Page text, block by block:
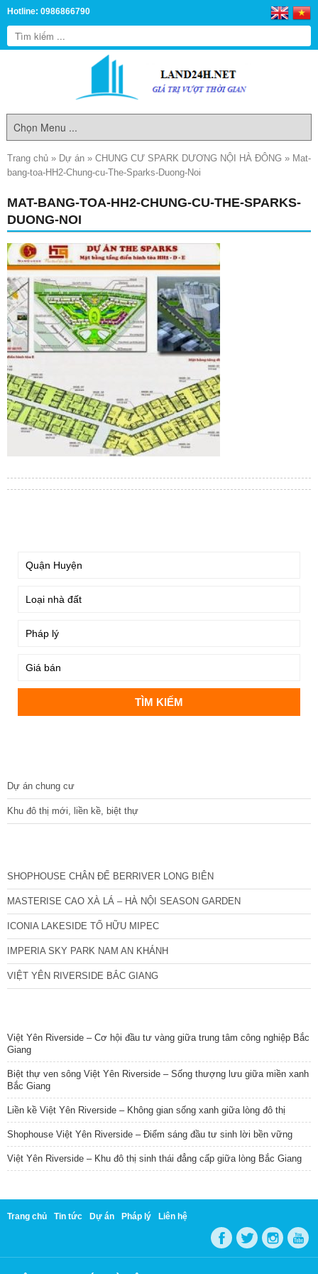
Hotline: 0986866790
Trang chủ » Dự án » CHUNG CƯ SPARK DƯƠNG NỘI HÀ ĐÔNG » Mat-
bang-toa-HH2-Chung-cu-The-Sparks-Duong-Noi
MAT-BANG-TOA-HH2-CHUNG-CU-THE-SPARKS-
DUONG-NOI
Dự án chung cư
Khu đô thị mới, liền kề, biệt thự
SHOPHOUSE CHÂN ĐẾ BERRIVER LONG BIÊN
MASTERISE CAO XÀ LÁ – HÀ NỘI SEASON GARDEN
ICONIA LAKESIDE TỐ HỮU MIPEC
IMPERIA SKY PARK NAM AN KHÁNH
VIỆT YÊN RIVERSIDE BẮC GIANG
Việt Yên Riverside – Cơ hội đầu tư vàng giữa trung tâm công nghiệp Bắc
Giang
Biệt thự ven sông Việt Yên Riverside – Sống thượng lưu giữa miền xanh
Bắc Giang
Liền kề Việt Yên Riverside – Không gian sống xanh giữa lòng đô thị
Shophouse Việt Yên Riverside – Điểm sáng đầu tư sinh lời bền vững
Việt Yên Riverside – Khu đô thị sinh thái đẳng cấp giữa lòng Bắc Giang
Trang chủ Tin tức Dự án Pháp lý Liên hệ